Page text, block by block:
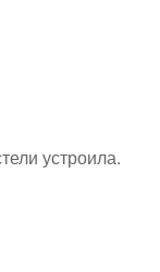
устроила.